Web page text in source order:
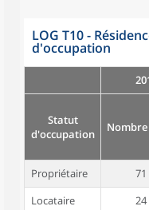
LOG T10 -
d'occupation
Statut
d'occupation
Nombre
Propriétaire 71
Locataire
24